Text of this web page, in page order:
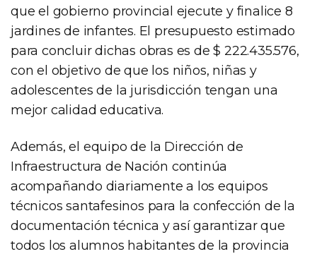
que el gobierno provincial ejecute y finalice 8
jardines de infantes. El presupuesto estimado
para concluir dichas obras es de $ 222.435.576,
con el objetivo de que los niños, niñas y
adolescentes de la jurisdicción tengan una
mejor calidad educativa.
Además, el equipo de la Dirección de
Infraestructura de Nación continúa
acompañando diariamente a los equipos
técnicos santafesinos para la confección de la
documentación técnica y así garantizar que
todos los alumnos habitantes de la provincia